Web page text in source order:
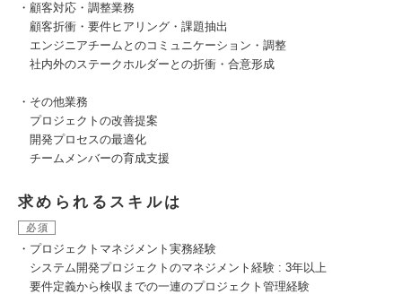
・顧客対応・調整業務
顧客折衝・要件ヒアリング・課題抽出
エンジニアチームとのコミュニケーション・調整
社内外のステークホルダーとの折衝・合意形成
・その他業務
プロジェクトの改善提案
開発プロセスの最適化
チームメンバーの育成支援
求められるスキルは
必須
・プロジェクトマネジメント実務経験
システム開発プロジェクトのマネジメント経験 : 3年以上
要件定義から検収までの一連のプロジェクト管理経験